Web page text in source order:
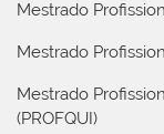
Mestrado
Mestrado
Mestrado
(PROFQUI)